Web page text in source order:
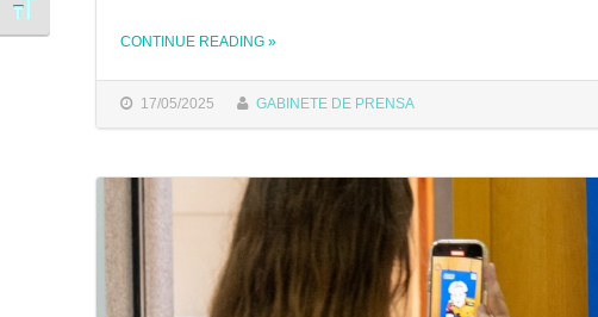
Alternar tamaño de letra
17/05/2025 GABINETE DE PRENSA
CONTINUE READING THE "EL AYUNTAMIENTO DESTINA MÁS DE 100.000 EUROS EN FORMACIÓN PARA LA IGUALDAD, LA DIVERSIDAD Y LA PREVENCIÓN DE VIOLENCIAS"
»